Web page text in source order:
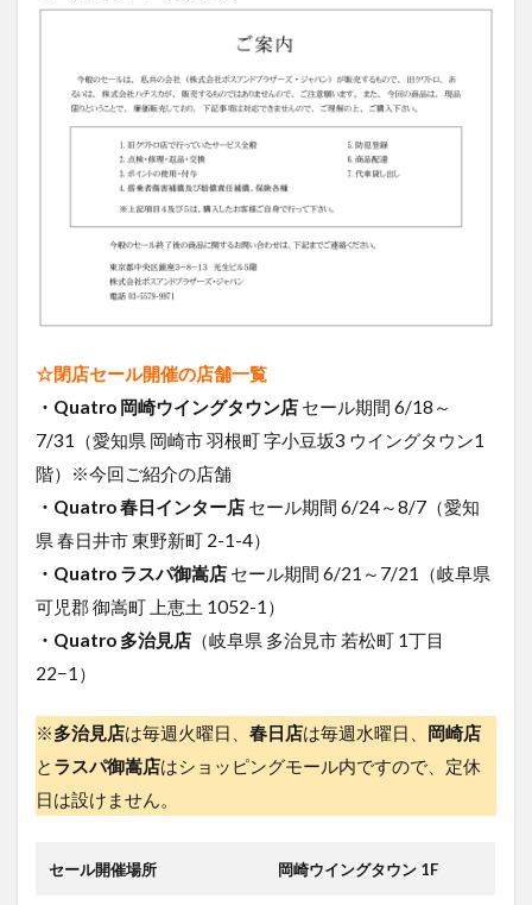
☆閉店セール開催の店舗一覧
・Quatro 岡崎ウイングタウン店 セール期間 6/18～
7/31（愛知県 岡崎市 羽根町 字小豆坂3 ウイングタウン1
階）※今回ご紹介の店舗
・Quatro 春日インター店 セール期間 6/24～8/7（愛知
県 春日井市 東野新町 2-1-4）
・Quatro ラスパ御嵩店 セール期間 6/21～7/21（岐阜県
可児郡 御嵩町 上恵土 1052-1）
・Quatro 多治見店 （岐阜県 多治見市 若松町 1丁目
22−1）
※多治見店は毎週火曜日、 春日店は毎週水曜日、 岡崎店
と ラスパ御嵩店はショッピングモール内ですので、定休
日は設けません。
セール開催場所 岡崎ウイングタウン 1F